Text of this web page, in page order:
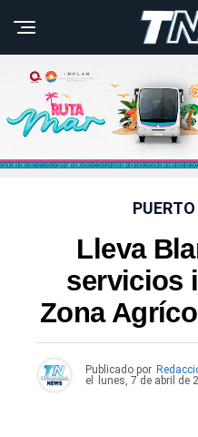
Lleva
servicios
Zona
Publicado por
el
lunes, 7 de abril de